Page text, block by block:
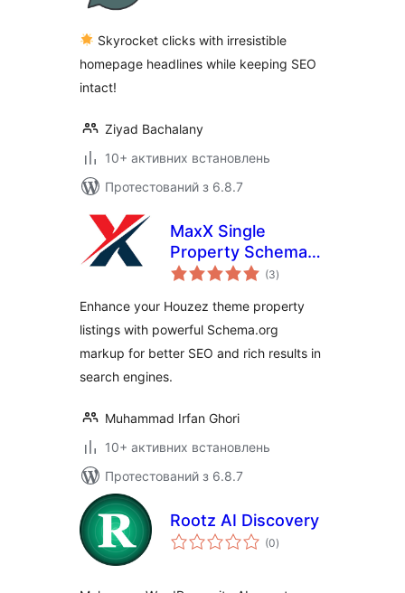
Skyrocket clicks with irresistible
homepage headlines while keeping SEO
intact!
Ziyad Bachalany
10+ активних встановлень
Протестований з 6.8.7
MaxX Single
Property Schema
For Houzez Theme
(3загальний
рейтинг
)
Enhance your Houzez theme property
listings with powerful Schema.org
markup for better SEO and rich results in
search engines.
Muhammad Irfan Ghori
10+ активних встановлень
Протестований з 6.8.7
Rootz AI Discovery
(0загальний
рейтинг
)